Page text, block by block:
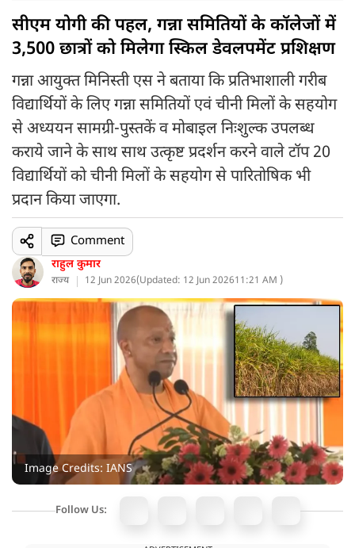
सीएम योगी की पहल, गन्ना समितियों के कॉलेजों में
3,500 छात्रों को मिलेगा स्किल डेवलपमेंट प्रशिक्षण
गन्ना आयुक्त मिनिस्ती एस ने बताया कि प्रतिभाशाली गरीब
विद्यार्थियों के लिए गन्ना समितियों एवं चीनी मिलों के सहयोग
से अध्ययन सामग्री-पुस्तकें व मोबाइल निःशुल्क उपलब्ध
कराये जाने के साथ साथ उत्कृष्ट प्रदर्शन करने वाले टॉप 20
विद्यार्थियों को चीनी मिलों के सहयोग से पारितोषिक भी
प्रदान किया जाएगा.
राहुल कुमार
राज्य 12 Jun 2026(Updated: 12 Jun 202611:21 AM )
Comment
Image Credits: IANS
Follow Us: